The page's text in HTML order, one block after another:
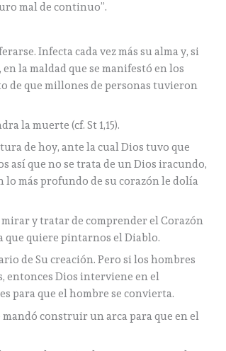
mal de continuo”.
Infecta cada vez más su alma y, si
la maldad que se manifestó en los
de que millones de personas tuvieron
la muerte (cf. St 1,15).
de hoy, ante la cual Dios tuvo que
así que no se trata de un Dios iracundo,
más profundo de su corazón le dolía
y tratar de comprender el Corazón
que quiere pintarnos el Diablo.
de Su creación. Pero si los hombres
entonces Dios interviene en el
para que el hombre se convierta.
mandó construir un arca para que en el